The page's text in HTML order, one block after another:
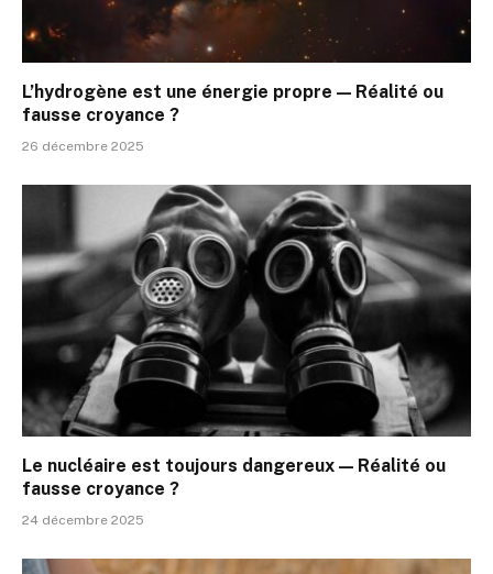
L’hydrogène est une énergie propre — Réalité ou
fausse croyance ?
26 décembre 2025
Le nucléaire est toujours dangereux — Réalité ou
fausse croyance ?
24 décembre 2025